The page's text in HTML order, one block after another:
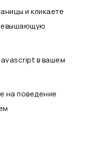
и кликаете
в вашем
на поведение